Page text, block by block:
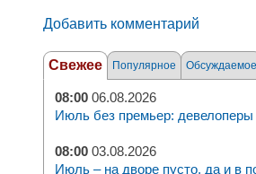
Добавить комментарий
Свежее Популярное Обсуждаемое
08:00 06.08.2026
Июль без премьер: девелоперы
08:00 03.08.2026
Июль – на дворе пусто, да и в